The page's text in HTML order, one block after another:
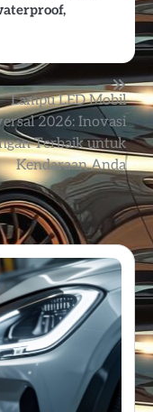
,
Lampu LED Mobil
2026: Inovasi
Terbaik untuk
Kendaraan Anda